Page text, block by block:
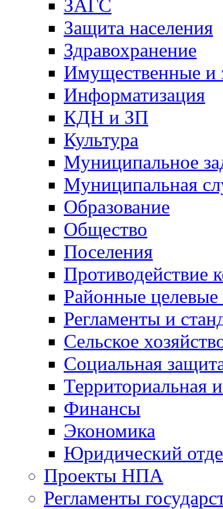
ЗАГС
Защита населения
Здравохранение
Имущественные и
Информатизация
КДН и ЗП
Культура
Муниципальное
Муниципальная
Образование
Общество
Поселения
Противодействие
Районные
Регламенты и
Сельское
Социальная
Территориальная
Финансы
Экономика
Юридический
Проекты НПА
Регламенты